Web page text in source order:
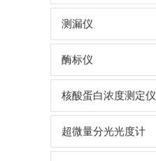
测漏仪
酶标仪
核酸蛋白浓度测定仪
超微量分光光度计